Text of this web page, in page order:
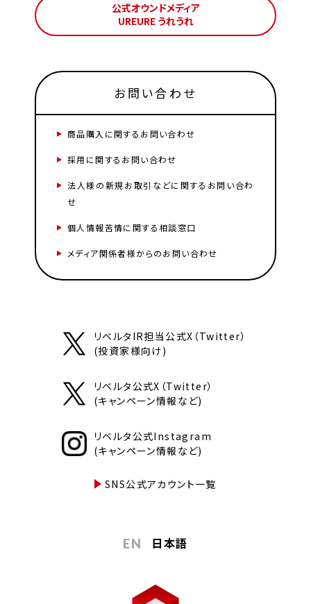
公式オウンドメディア
UREURE うれうれ
お問い合わせ
商品購入に関するお問い合わせ
採用に関するお問い合わせ
法人様の新規お取引などに関するお問い合わ
せ
個人情報苦情に関する相談窓口
メディア関係者様からのお問い合わせ
リベルタIR担当公式X（Twitter）
(投資家様向け)
リベルタ公式X（Twitter）
(キャンペーン情報など)
リベルタ公式Instagram
(キャンペーン情報など)
SNS公式アカウント一覧
EN 日本語